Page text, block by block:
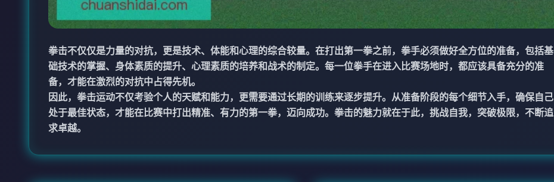
拳击不仅仅是力量的对抗，更是技术、体能和心理的综合较量。在打出第一拳之前，拳手必须做好全方位的准备，包括基
础技术的掌握、身体素质的提升、心理素质的培养和战术的制定。每一位拳手在进入比赛场地时，都应该具备充分的准
备，才能在激烈的对抗中占得先机。
因此，拳击运动不仅考验个人的天赋和能力，更需要通过长期的训练来逐步提升。从准备阶段的每个细节入手，确保自己
处于最佳状态，才能在比赛中打出精准、有力的第一拳，迈向成功。拳击的魅力就在于此，挑战自我，突破极限，不断追
求卓越。